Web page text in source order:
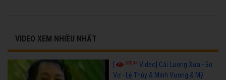
VIDEO XEM NHIỀU NHẤT
[ 67094 Video] Cải Lương Xưa - Bơ
Vơ - Lệ Thủy & Minh Vương & Mỹ